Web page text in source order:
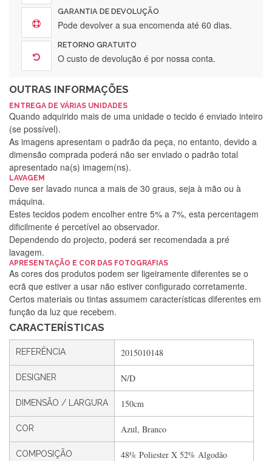
GARANTIA DE DEVOLUÇÃO
Pode devolver a sua encomenda até 60 dias.
RETORNO GRATUITO
O custo de devolução é por nossa conta.
OUTRAS INFORMAÇÕES
ENTREGA DE VÁRIAS UNIDADES
Quando adquirido mais de uma unidade o tecido é enviado inteiro
(se possível).
As imagens apresentam o padrão da peça, no entanto, devido a
dimensão comprada poderá não ser enviado o padrão total
apresentado na(s) imagem(ns).
LAVAGEM
Deve ser lavado nunca a mais de 30 graus, seja à mão ou à
máquina.
Estes tecidos podem encolher entre 5% a 7%, esta percentagem
dificilmente é percetível ao observador.
Dependendo do projecto, poderá ser recomendada a pré
lavagem.
APRESENTAÇÃO E COR DAS FOTOGRAFIAS
As cores dos produtos podem ser ligeiramente diferentes se o
ecrã que estiver a usar não estiver configurado corretamente.
Certos materiais ou tintas assumem características diferentes em
função da luz que recebem.
CARACTERÍSTICAS
REFERÊNCIA 2015010148
DESIGNER N/D
DIMENSÃO / LARGURA 150cm
COR Azul, Branco
COMPOSIÇÃO 48% Poliester X 52% Algodão
Silvia Lopes
Encomenda direitinha. Rapidez e segurança. Volto a
encomendar.
Silvia André
Gostei ,Serviço bastante rápido. recomendo
Filipa Freire
Rápido, atendimento 5*. Hoje chegará a segunda encomenda
feita de muitas certamente❤️